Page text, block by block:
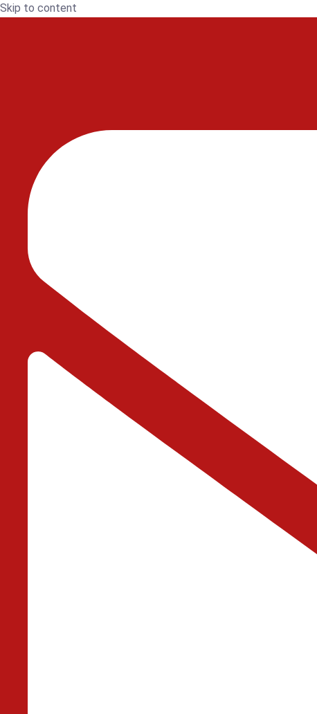
Skip to content